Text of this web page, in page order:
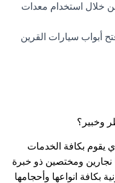
خلال استخدام معدات
أبواب سيارات القرين
وخبير؟
يقوم بكافة الخدمات
نجارين ومختصين ذو خبرة
بكافة انواعها وأحجامها